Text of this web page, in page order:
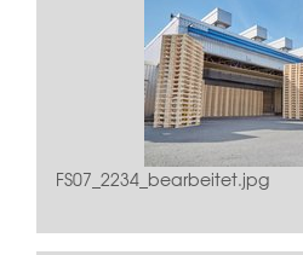
FS07_2234_bearbeitet.jpg